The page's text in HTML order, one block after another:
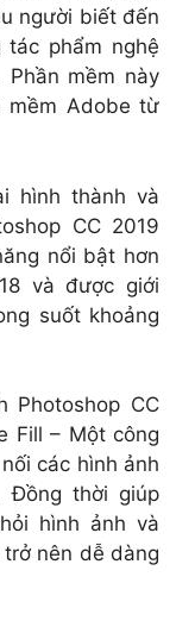
người biết đến
phẩm nghệ
mềm này
mềm Adobe từ
hình thành và
CC 2019
nổi bật hơn
và được giới
suốt khoảng
Photoshop CC
Fill – Một công
các hình ảnh
Đồng thời giúp
hình ảnh và
nên dễ dàng